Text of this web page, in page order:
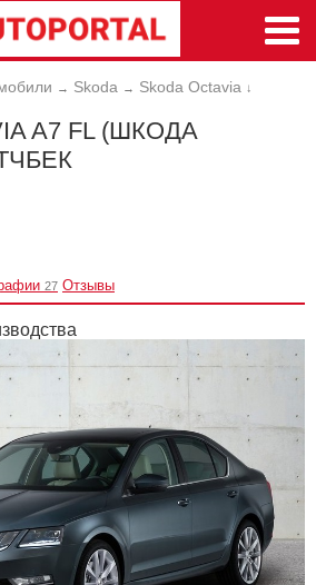
→ Skoda → Skoda Octavia ↓
A7 FL (ШКОДА
27 Отзывы